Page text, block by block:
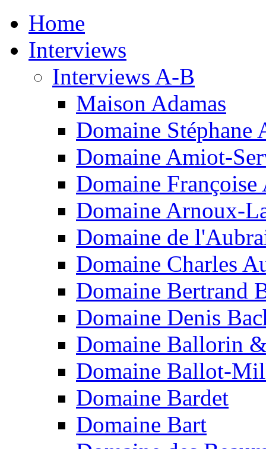
Home
Interviews
Interviews A-B
Maison Adamas
Domaine Stéphane
Domaine Amiot-
Domaine Françoise
Domaine Arnoux-
Domaine de
Domaine Charles
Domaine Bertrand
Domaine Denis
Domaine Ballorin
Domaine Ballot-
Domaine Bardet
Domaine Bart